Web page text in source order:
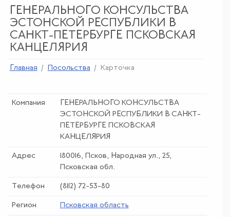
ГЕНЕРАЛЬНОГО КОНСУЛЬСТВА
ЭСТОНСКОЙ РЕСПУБЛИКИ В
САНКТ-ПЕТЕРБУРГЕ ПСКОВСКАЯ
КАНЦЕЛЯРИЯ
Главная Посольства Карточка
Компания
ГЕНЕРАЛЬНОГО КОНСУЛЬСТВА
ЭСТОНСКОЙ РЕСПУБЛИКИ В САНКТ-
ПЕТЕРБУРГЕ ПСКОВСКАЯ
КАНЦЕЛЯРИЯ
Адрес
180016, Псков, Народная ул., 25,
Псковская обл.
Телефон (8112) 72-53-80
Регион Псковская область